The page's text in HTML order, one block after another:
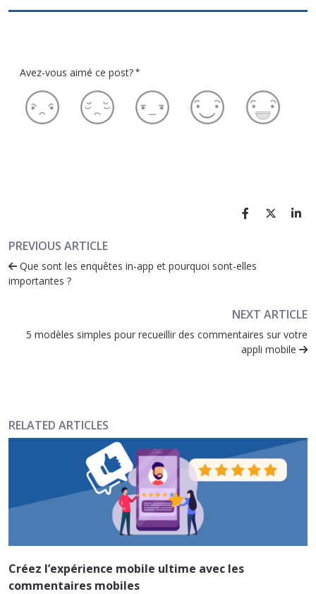
Avez-vous aimé ce post? *
PREVIOUS ARTICLE
Que sont les enquêtes in-app et pourquoi sont-elles
importantes ?
NEXT ARTICLE
5 modèles simples pour recueillir des commentaires sur votre
appli mobile
RELATED ARTICLES
Créez l’expérience mobile ultime avec les
commentaires mobiles